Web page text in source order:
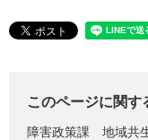
このページに関す
障害政策課
地域共